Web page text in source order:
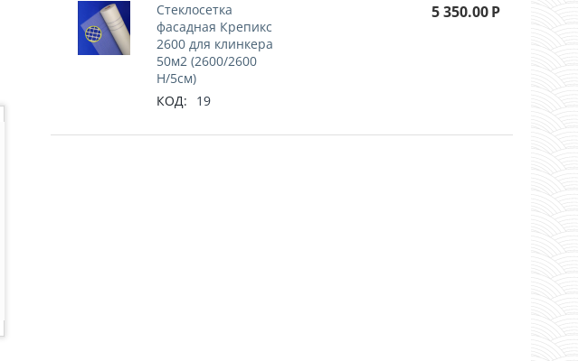
Стеклосетка
фасадная Крепикс
2600 для клинкера
50м2 (2600/2600
H/5см)
КОД:
19
5 350.00Р